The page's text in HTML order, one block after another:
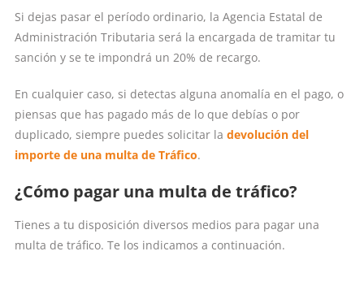
Si dejas pasar el período ordinario, la Agencia Estatal de
Administración Tributaria será la encargada de tramitar tu
sanción y se te impondrá un 20% de recargo.
En cualquier caso, si detectas alguna anomalía en el pago, o
piensas que has pagado más de lo que debías o por
duplicado, siempre puedes solicitar la devolución del
importe de una multa de Tráfico.
¿Cómo pagar una multa de tráfico?
Tienes a tu disposición diversos medios para pagar una
multa de tráfico. Te los indicamos a continuación.